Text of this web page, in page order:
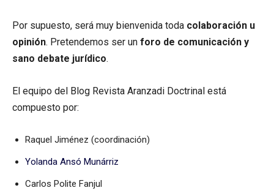
Por supuesto, será muy bienvenida toda colaboración u
opinión. Pretendemos ser un foro de comunicación y
sano debate jurídico.
El equipo del Blog Revista Aranzadi Doctrinal está
compuesto por:
Raquel Jiménez (coordinación)
Yolanda Ansó Munárriz
Carlos Polite Fanjul